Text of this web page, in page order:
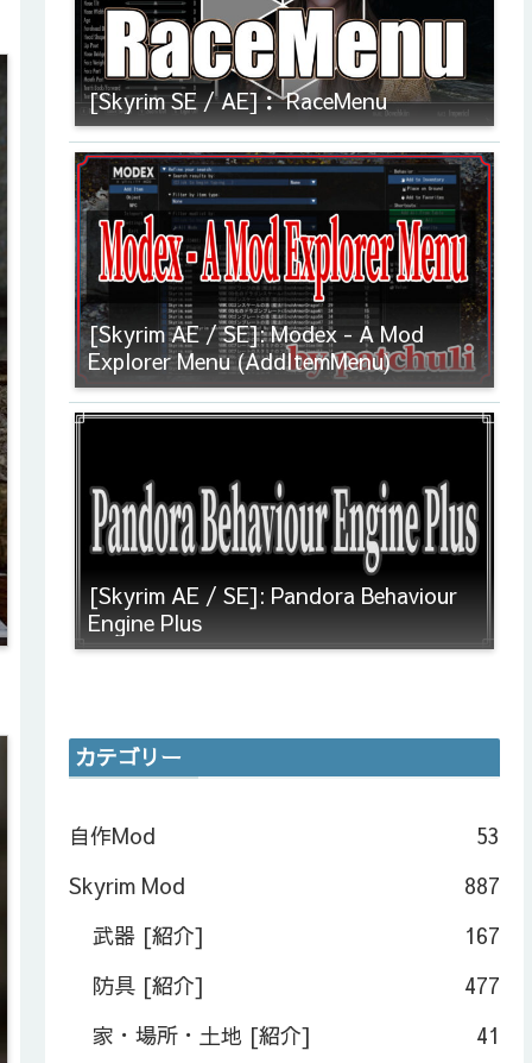
[Skyrim SE / AE]： RaceMenu
[Skyrim AE / SE]: Modex - A Mod
Explorer Menu (AddItemMenu)
[Skyrim AE / SE]: Pandora Behaviour
Engine Plus
カテゴリー
自作Mod
53
Skyrim Mod
887
武器 [紹介]
167
防具 [紹介]
477
家・場所・土地 [紹介]
41